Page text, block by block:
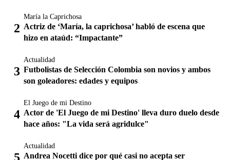
María la Caprichosa
Actriz de ‘María, la caprichosa’ habló de escena que
hizo en ataúd: “Impactante”
Actualidad
Futbolistas de Selección Colombia son novios y ambos
son goleadores: edades y equipos
El Juego de mi Destino
Actor de 'El Juego de mi Destino' lleva duro duelo desde
hace años: "La vida será agridulce"
Actualidad
Andrea Nocetti dice por qué casi no acepta ser